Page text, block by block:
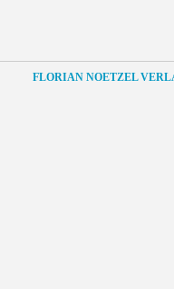
FLORIAN NOETZEL